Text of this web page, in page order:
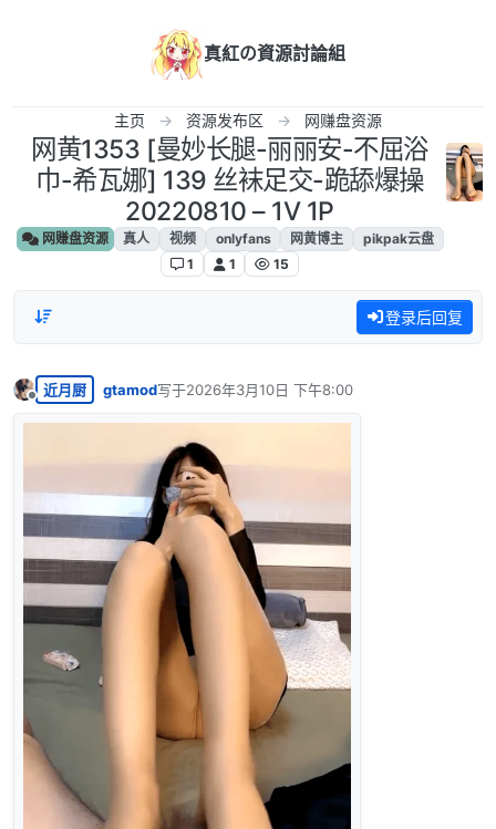
真紅の資源討論組
主页 资源发布区 网赚盘资源
网黄1353 [曼妙长腿-丽丽安-不屈浴
巾-希瓦娜] 139 丝袜足交-跪舔爆操
20220810 – 1V 1P
网赚盘资源 真人 视频 onlyfans 网黄博主
pikpak云盘
1
1 15
登录后回复
离线
近月厨 gtamod写于2026年3月10日 下午8:00
最后由 编辑